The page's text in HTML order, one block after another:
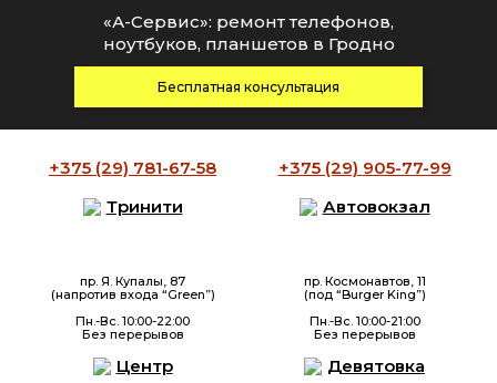
+375 (29) 781-67-58 +375 (29) 905-77-99
Тринити
пр. Я. Купалы, 87
(напротив входа “Green”)
Пн.-Вс. 10:00-22:00
Без перерывов
Автовокзал
пр. Космонавтов, 11
(под “Burger King”)
Пн.-Вс. 10:00-21:00
Без перерывов
Центр Девятовка
«А-Сервис»: ремонт телефонов,
ноутбуков, планшетов в Гродно
Бесплатная консультация